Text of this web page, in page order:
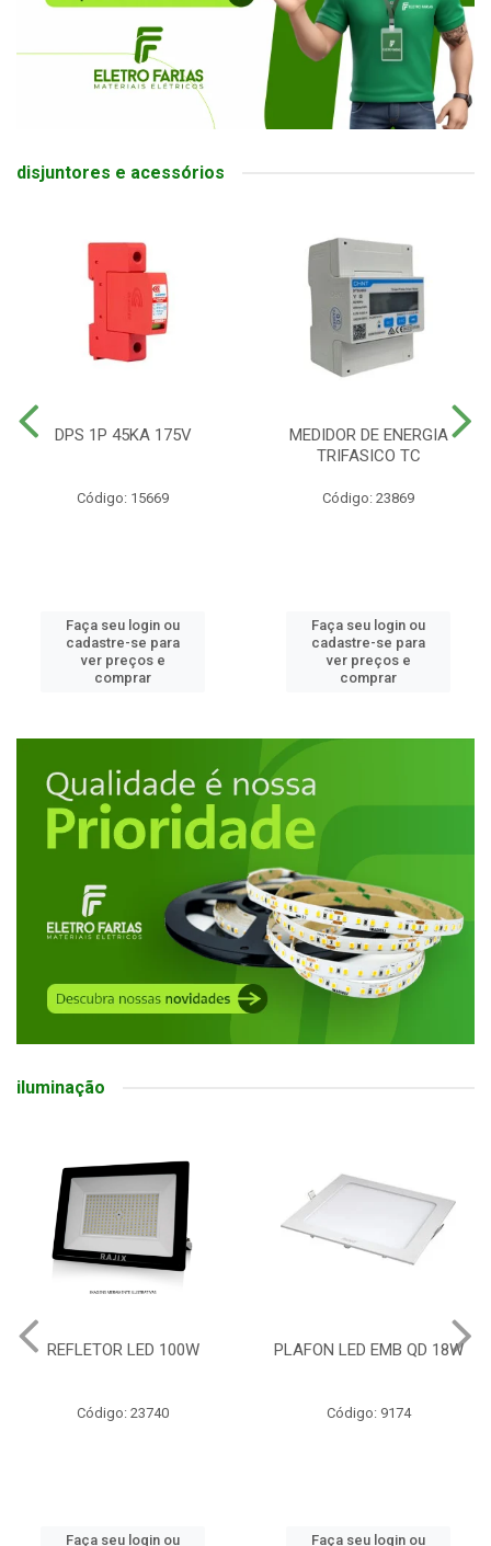
disjuntores e acessórios
DPS 1P 45KA 175V
Código: 15669
Faça seu login ou
cadastre-se para
ver preços e
comprar
MEDIDOR DE ENERGIA
TRIFASICO TC
Código: 23869
Faça seu login ou
cadastre-se para
ver preços e
comprar
iluminação
REFLETOR LED 100W
Código: 23740
Faça seu login ou
PLAFON LED EMB QD 18W
Código: 9174
Faça seu login ou